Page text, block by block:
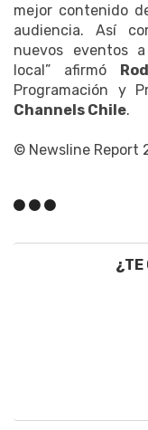
mejor contenido
audiencia. Así
nuevos eventos
local” afirmó
Programación y
Channels Chile.
© Newsline Report
¿TE